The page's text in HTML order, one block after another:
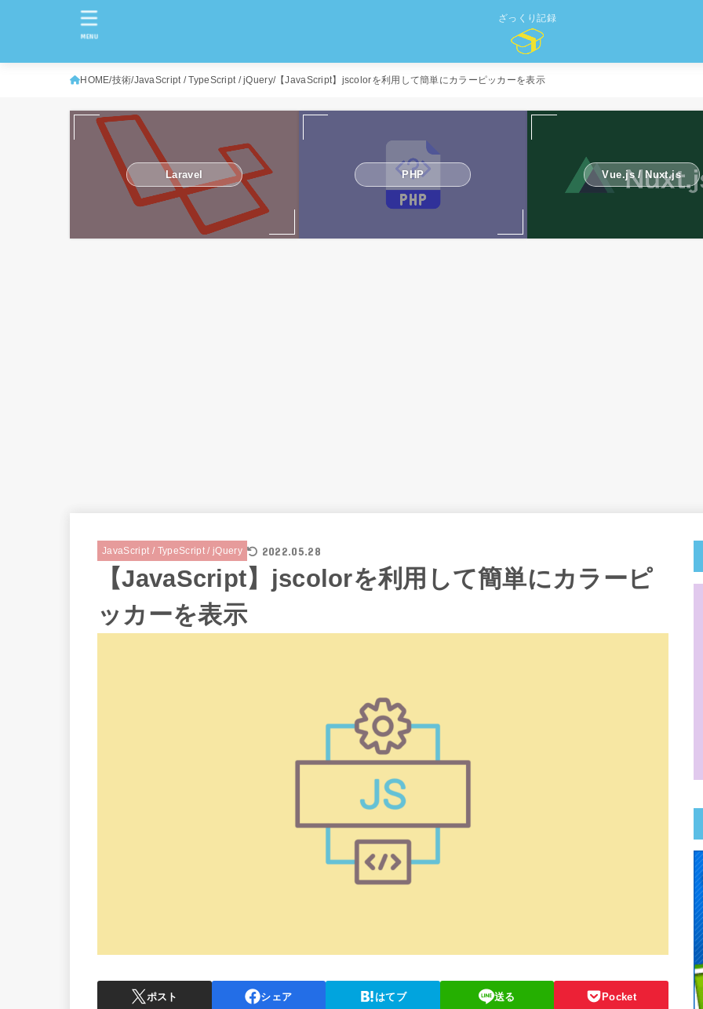
ざっくり記録
MENU
HOME 技術 JavaScript / TypeScript / jQuery 【JavaScript】jscolorを利用して簡単にカラーピッカーを表示
Laravel PHP Vue.js / Nuxt.js
JavaScript / TypeScript / jQuery 2022.05.28
【JavaScript】jscolorを利用して簡単にカラーピ
ッカーを表示
ポスト シェア はてブ 送る Pocket